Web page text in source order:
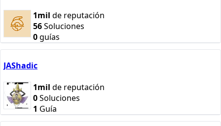
1mil de reputación
56Soluciones
0guías
JAShadic
1mil de reputación
0Soluciones
1 Guía